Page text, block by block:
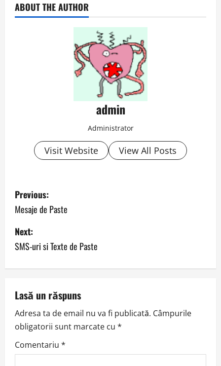
ABOUT THE AUTHOR
admin
Administrator
Visit Website View All Posts
P
o
s
t
n
a
v
i
g
Previous:
Mesaje de Paste
Next:
SMS-uri si Texte de Paste
Lasă un răspuns
Adresa ta de email nu va fi publicată. Câmpurile
obligatorii sunt marcate cu *
Comentariu *